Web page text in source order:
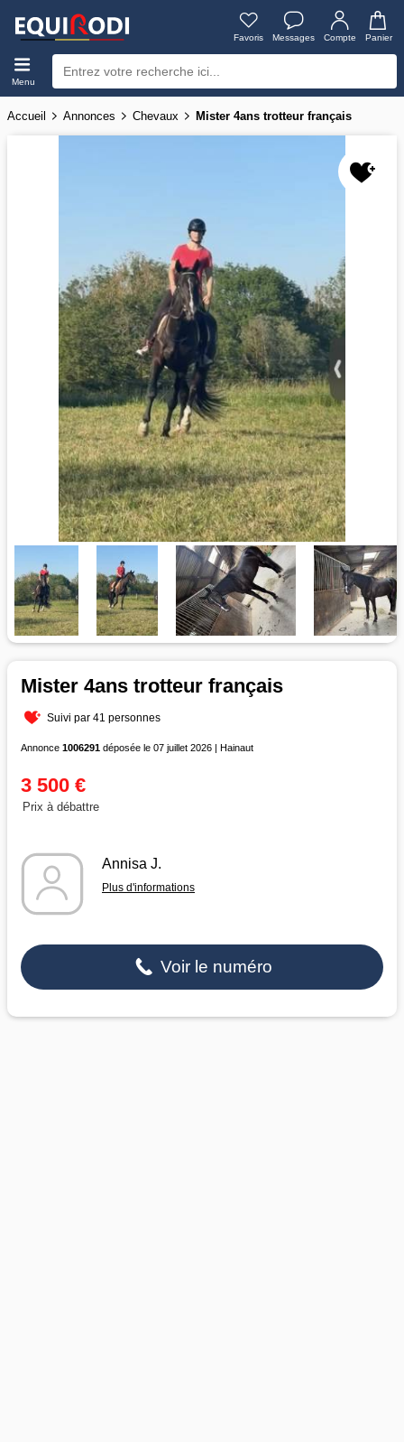
Favoris Messages Compte Panier
Menu
Accueil Annonces Chevaux Mister 4ans trotteur français
Mister 4ans trotteur français
Suivi par 41 personnes
Annonce 1006291 déposée le 07 juillet 2026 | Hainaut
3 500 €
Prix à débattre
Annisa J.
Plus d'informations
Voir le numéro